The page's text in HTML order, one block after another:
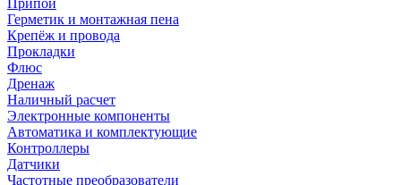
Припой
Герметик и монтажная пена
Крепёж и провода
Прокладки
Флюс
Дренаж
Наличный расчет
Электронные компоненты
Автоматика и комплектующие
Контроллеры
Датчики
Частотные преобразователи